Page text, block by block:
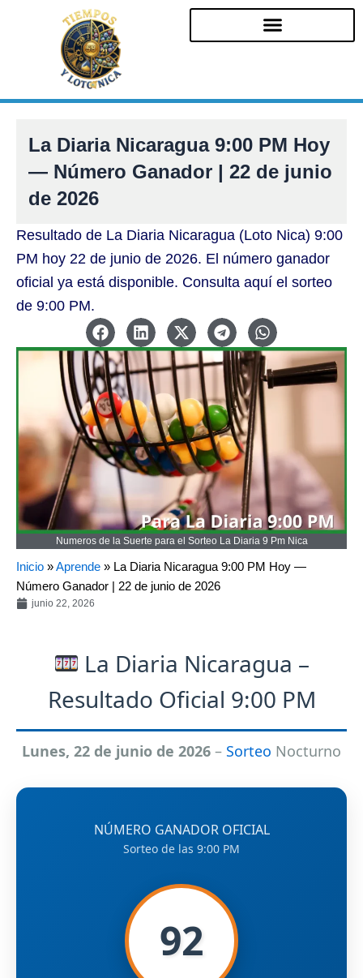
La Diaria Nicaragua 9:00 PM Hoy
— Número Ganador | 22 de junio
de 2026
Resultado de La Diaria Nicaragua (Loto Nica) 9:00
PM hoy 22 de junio de 2026. El número ganador
oficial ya está disponible. Consulta aquí el sorteo
de 9:00 PM.
Numeros de la Suerte para el Sorteo La Diaria 9 Pm Nica
Inicio »Aprende » La Diaria Nicaragua 9:00 PM Hoy —
Número Ganador | 22 de junio de 2026
junio 22, 2026
La Diaria Nicaragua –
Resultado Oficial 9:00 PM
Lunes, 22 de junio de 2026 – Sorteo Nocturno
NÚMERO GANADOR OFICIAL
Sorteo de las 9:00 PM
92